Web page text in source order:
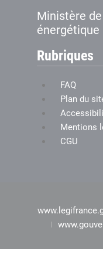
Ministère
énergétique
Rubriques
FAQ
Plan du
Mentions
CGU